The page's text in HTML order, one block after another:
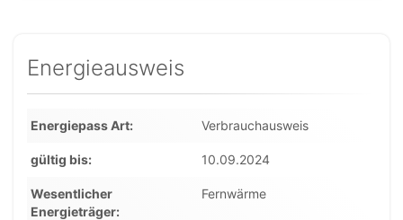
Energieausweis
Energiepass Art Verbrauchausweis
gültig bis 10.09.2024
Wesentlicher
Energieträger
Fernwärme